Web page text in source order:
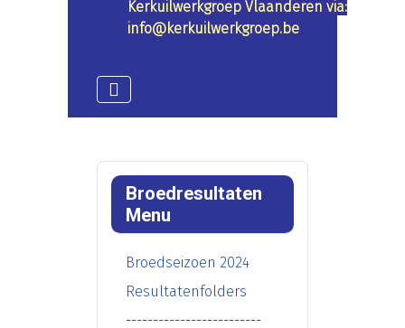
Kerkuilwerkgroep Vlaanderen via:
info@kerkuilwerkgroep.be
Broedresultaten
Menu
Broedseizoen 2024
Resultatenfolders
-------------------------